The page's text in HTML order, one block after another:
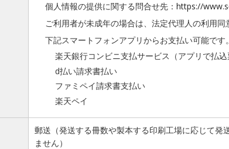
個人情報の提供に関する問合せ先： https://
ご利用者が未成年の場合は、法定代理人の利用同
下記スマートフォンアプリからお支払い可能です。
楽天銀行コンビニ支払サービス（アプリで払込
d払い請求書払い
ファミペイ請求書支払い
楽天ペイ
郵送（発送する冊数や製本する印刷工場に応じて発
ません）